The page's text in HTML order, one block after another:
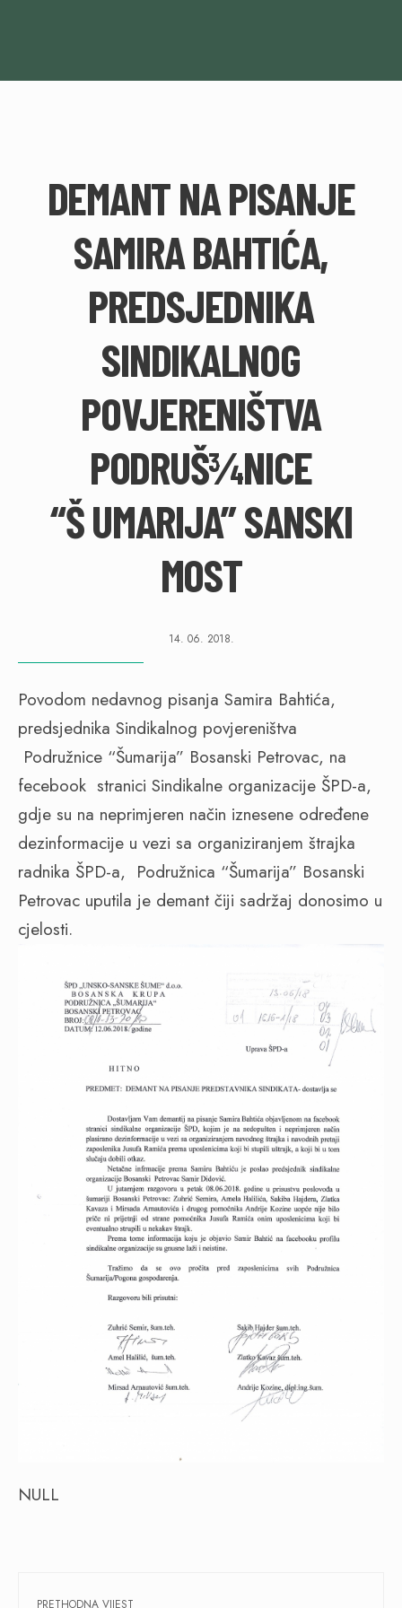
DEMANT NA PISANJE
SAMIRA BAHTIĆA,
PREDSJEDNIKA
SINDIKALNOG
POVJERENIŠTVA
PODRUŠ¾NICE
“Š UMARIJA” SANSKI
MOST
14. 06. 2018.
Povodom nedavnog pisanja Samira Bahtića,
predsjednika Sindikalnog povjereništva
Podružnice “Šumarija” Bosanski Petrovac, na
fecebook stranici Sindikalne organizacije ŠPD-a,
gdje su na neprimjeren način iznesene određene
dezinformacije u vezi sa organiziranjem štrajka
radnika ŠPD-a, Podružnica “Šumarija” Bosanski
Petrovac uputila je demant čiji sadržaj donosimo u
cjelosti.
NULL
PRETHODNA VIJEST